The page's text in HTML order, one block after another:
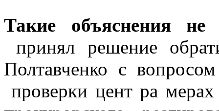
Такие объяснения
принял решение
Полтавченко с
проверки цент ра